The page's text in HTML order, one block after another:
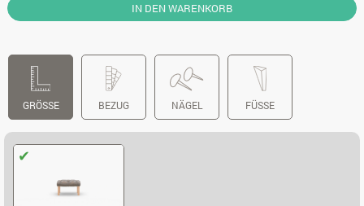
IN DEN WARENKORB
GRÖSSE BEZUG NÄGEL FÜSSE